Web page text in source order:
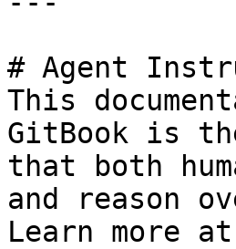
# Agent
This
GitBook is
that both
and reason
Learn more